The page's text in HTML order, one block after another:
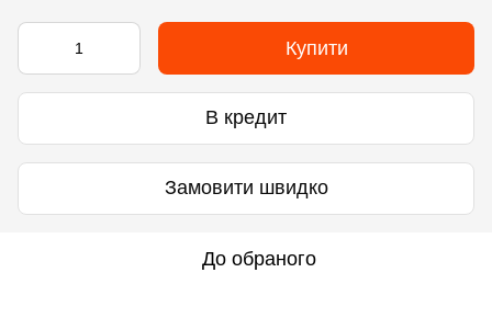
Купити
В кредит
Замовити швидко
До обраного